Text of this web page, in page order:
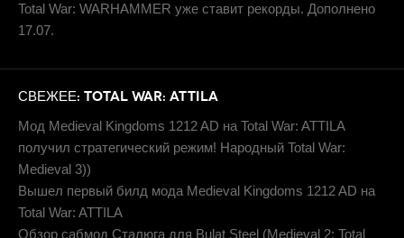
Total War: WARHAMMER уже ставит рекорды. Дополнено
17.07.
СВЕЖЕЕ: TOTAL WAR: ATTILA
Мод Medieval Kingdoms 1212 AD на Total War: ATTILA
получил стратегический режим! Народный Total War:
Medieval 3))
Вышел первый билд мода Medieval Kingdoms 1212 AD на
Total War: ATTILA
Обзор сабмод Сталюга для Bulat Steel (Medieval 2: Total